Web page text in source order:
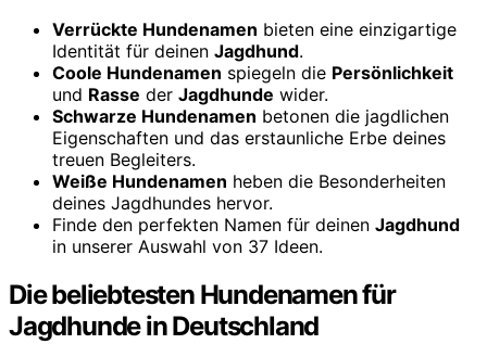
Verrückte Hundenamen bieten eine einzigartige
Identität für deinen Jagdhund.
Coole Hundenamen spiegeln die Persönlichkeit
und Rasse der Jagdhunde wider.
Schwarze Hundenamen betonen die jagdlichen
Eigenschaften und das erstaunliche Erbe deines
treuen Begleiters.
Weiße Hundenamen heben die Besonderheiten
deines Jagdhundes hervor.
Finde den perfekten Namen für deinen Jagdhund
in unserer Auswahl von 37 Ideen.
Die beliebtesten Hundenamen für
Jagdhunde in Deutschland